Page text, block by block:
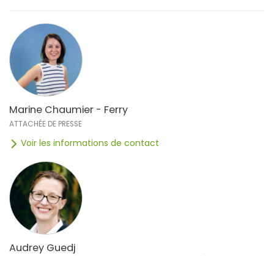
Marine Chaumier - Ferry
ATTACHÉE DE PRESSE
Voir les informations de contact
Audrey Guedj